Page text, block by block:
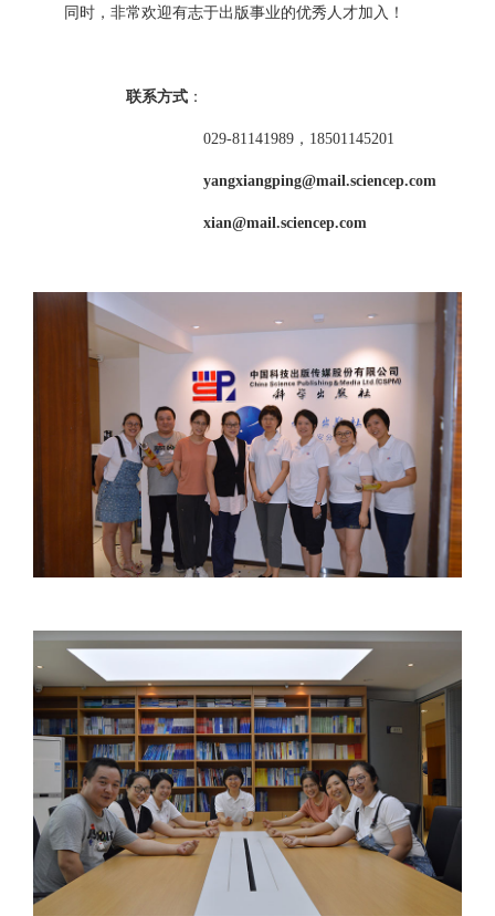
同时，非常欢迎有志于出版事业的优秀人才加入！
联系方式 ：
029-81141989，18501145201
yangxiangping@mail.sciencep.com
xian@mail.sciencep.com